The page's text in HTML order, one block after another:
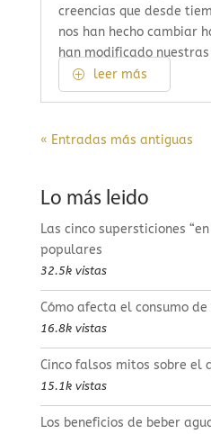
creencias que desde
nos han hecho cambiar
han modificado
leer más
« Entradas más antiguas
Lo más leido
Las cinco supersticiones
populares
32.5k vistas
Cómo afecta el consumo
16.8k vistas
Cinco falsos mitos sobre el
15.1k vistas
Los beneficios de beber